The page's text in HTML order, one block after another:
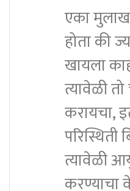
एका
होता की
खायला
त्यावेळी
करायचा,
परिस्थिती
त्यावेळी